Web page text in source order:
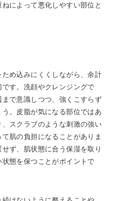
によって悪化しやすい部位と
め込みにくくしながら、余計
す。洗顔やクレンジングで
で意識しつつ、強くこすらず
。皮脂が気になる部位ではあ
スクラブのような刺激の強い
肌の負担になることがありま
ず、肌状態に合う保湿を取り
態を保つことがポイントで